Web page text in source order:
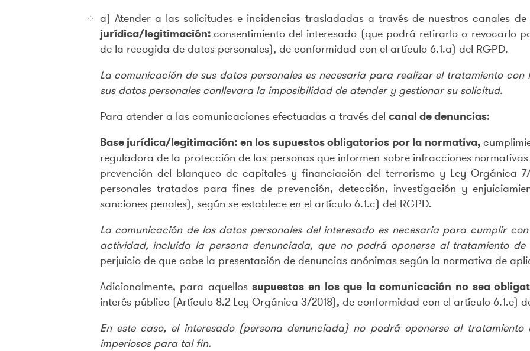
a) Atender a las solicitudes e incidencias trasladadas a través de nuestros canales
jurídica/legitimación: consentimiento del interesado (que podrá retirarlo o revocarlo
de la recogida de datos personales), de conformidad con el artículo 6.1.a) del RGPD.
La comunicación de sus datos personales es necesaria para realizar el tratamiento
sus datos personales conllevara la imposibilidad de atender y gestionar su solicitud.
Para atender a las comunicaciones efectuadas a través del canal de denuncias:
Base jurídica/legitimación: en los supuestos obligatorios por la normativa,
reguladora de la protección de las personas que informen sobre infracciones
prevención del blanqueo de capitales y financiación del terrorismo y Ley Orgánica
personales tratados para fines de prevención, detección, investigación y
sanciones penales), según se establece en el artículo 6.1.c) del RGPD.
La comunicación de los datos personales del interesado es necesaria para cumplir
actividad, incluida la persona denunciada, que no podrá oponerse al tratamiento
perjuicio de que cabe la presentación de denuncias anónimas según la normativa de
Adicionalmente, para aquellossupuestos en los que la comunicación no sea
interés público (Artículo 8.2 Ley Orgánica 3/2018), de conformidad con el artículo 6.1.e)
En este caso, el interesado (persona denunciada) no podrá oponerse al
imperiosos para tal fin.